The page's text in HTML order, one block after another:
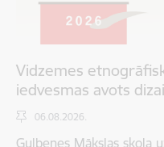
Vidzemes
iedvesmas avots
06.08.2026.
Gulbenes Mākslas skola